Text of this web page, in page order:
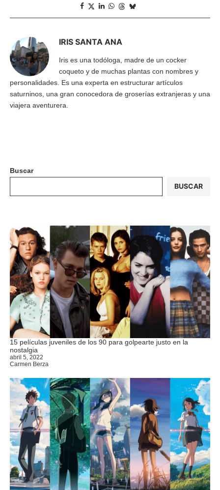
IRIS SANTA ANA
Iris es una todóloga, madre de un cocker
coqueto y de muchas plantas con nombres y
personalidades. Es una experta en estructurar artículos
saturninos, una gran conocedora de groserías extranjeras y una
viajera aventurera.
Buscar
BUSCAR
15 películas juveniles de los 90 para golpearte justo en la
nostalgia
abril 5, 2022
Carmen Berza